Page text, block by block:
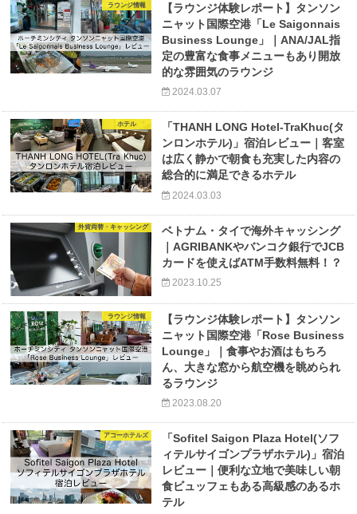
ラウンジ情報
【ラウンジ体験レポート】タンソン
ニャット国際空港「Le Saigonnais
Business Lounge」｜ANA/JAL指
定の豊富な食事メニューもあり開放
的な雰囲気のラウンジ
2024.03.07
ホテル
「THANH LONG Hotel-TraKhuc(タ
ンロンホテル)」宿泊レビュー｜客室
は広く静かで朝食も充実した内容の
総合的に満足できるホテル
2024.03.03
外貨両替・キャッシング
ベトナム・タイで海外キャッシング
｜AGRIBANKやバンコク銀行でJCB
カードを使えばATM手数料無料！？
2023.10.25
ラウンジ情報
【ラウンジ体験レポート】タンソン
ニャット国際空港「Rose Business
Lounge」｜食事やお酒はもちろ
ん、大きな窓から航空機を眺められ
るラウンジ
2023.08.20
アコーホテルズ
「Sofitel Saigon Plaza Hotel(ソフ
ィテルサイゴンプラザホテル)」宿泊
レビュー｜便利な立地で美味しい朝
食ビュッフェもある高級感のあるホ
テル